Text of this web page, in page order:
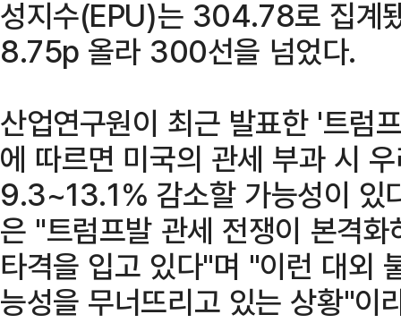
성지수(EPU)는 304.78로 집계
8.75p 올라 300선을 넘었다.
산업연구원이 최근 발표한 '트럼
에 따르면 미국의 관세 부과 시
9.3~13.1% 감소할 가능성이 있
은 "트럼프발 관세 전쟁이 본격
타격을 입고 있다"며 "이런 대외
능성을 무너뜨리고 있는 상황"이